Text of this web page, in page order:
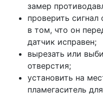
замер
проверить сигнал
в том, что он
датчик исправен;
вырезать или
отверстия;
установить на
пламегаситель